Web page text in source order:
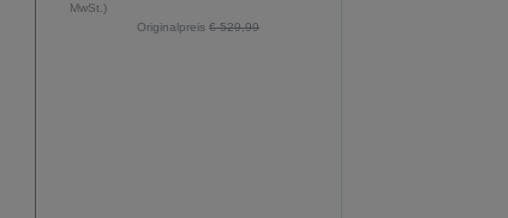
MwSt.)
Originalpreis€ 529,99